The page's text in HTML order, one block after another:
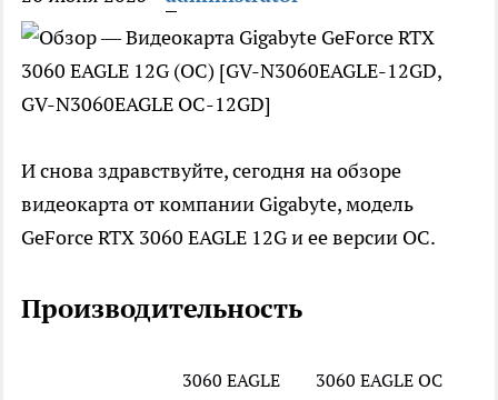
И снова здравствуйте, сегодня на обзоре
видеокарта от компании Gigabyte, модель
GeForce RTX 3060 EAGLE 12G и ее версии ОС.
Производительность
3060 EAGLE
3060 EAGLE OC